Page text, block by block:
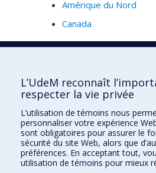
Amérique du Nord
Canada
Profil complet
École de design
École d'architecture
École d'urbanisme et d'architecture de
L’UdeM reconnaît
respecter la vie privée
L’utilisation de témoins nous
personnaliser votre expérience
sont obligatoires pour assurer le
sécurité du site Web, alors que
préférences. En acceptant tout,
utilisation de témoins pour mieux